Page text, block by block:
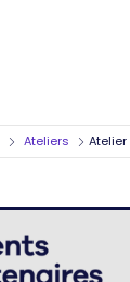
Ateliers